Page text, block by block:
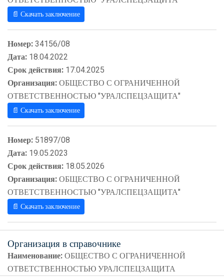
📄 Скачать заключение
Номер:34156/08
Дата: 18.04.2022
Срок действия: 17.04.2025
Организация:ОБЩЕСТВО С ОГРАНИЧЕННОЙ
ОТВЕТСТВЕННОСТЬЮ "УРАЛСПЕЦЗАЩИТА"
📄 Скачать заключение
Номер: 51897/08
Дата: 19.05.2023
Срок действия: 18.05.2026
Организация:ОБЩЕСТВО С ОГРАНИЧЕННОЙ
ОТВЕТСТВЕННОСТЬЮ "УРАЛСПЕЦЗАЩИТА"
📄 Скачать заключение
Организация в справочнике
Наименование:ОБЩЕСТВО С ОГРАНИЧЕННОЙ
ОТВЕТСТВЕННОСТЬЮ УРАЛСПЕЦЗАЩИТА